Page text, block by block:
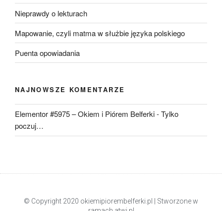
Nieprawdy o lekturach
Mapowanie, czyli matma w służbie języka polskiego
Puenta opowiadania
NAJNOWSZE KOMENTARZE
Elementor #5975 – Okiem i Piórem Belferki-Tylko
poczuj…
© Copyright 2020 okiemipiorembelferki.pl | Stworzone w